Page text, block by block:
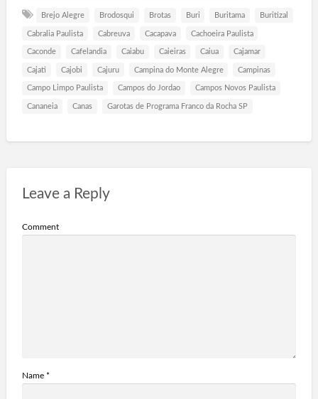
Brejo Alegre Brodosqui Brotas Buri Buritama Buritizal
Cabralia Paulista Cabreuva Cacapava Cachoeira Paulista
Caconde Cafelandia Caiabu Caieiras Caiua Cajamar
Cajati Cajobi Cajuru Campina do Monte Alegre Campinas
Campo Limpo Paulista Campos do Jordao Campos Novos Paulista
Cananeia Canas Garotas de Programa Franco da Rocha SP
Leave a Reply
Comment
Name *